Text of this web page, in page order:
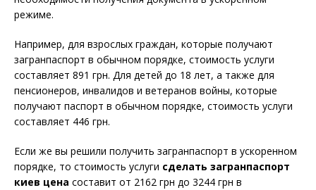
режиме.
Например, для взрослых граждан, которые получают
загранпаспорт в обычном порядке, стоимость услуги
составляет 891 грн. Для детей до 18 лет, а также для
пенсионеров, инвалидов и ветеранов войны, которые
получают паспорт в обычном порядке, стоимость услуги
составляет 446 грн.
Если же вы решили получить загранпаспорт в ускоренном
порядке, то стоимость услуги сделать загранпаспорт
киев цена составит от 2162 грн до 3244 грн в